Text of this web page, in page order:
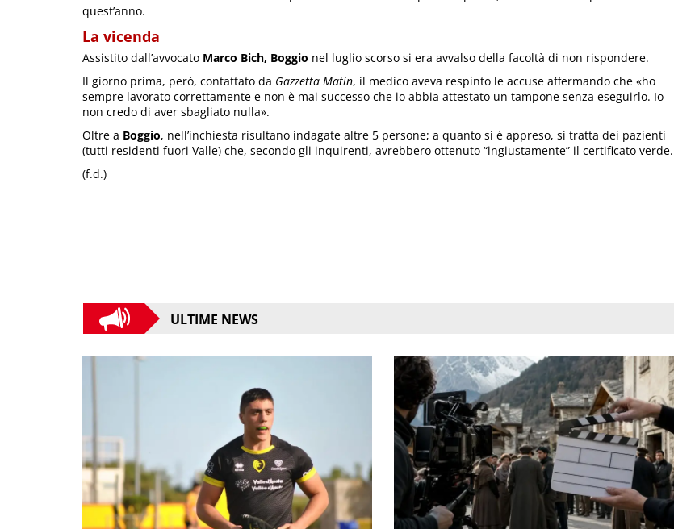
quest’anno.
La vicenda
Assistito dall’avvocato Marco Bich, Boggio nel luglio scorso si era avvalso della facoltà di non rispondere.
Il giorno prima, però, contattato da Gazzetta Matin, il medico aveva respinto le accuse affermando che «ho
sempre lavorato correttamente e non è mai successo che io abbia attestato un tampone senza eseguirlo. Io
non credo di aver sbagliato nulla».
Oltre a Boggio, nell’inchiesta risultano indagate altre 5 persone; a quanto si è appreso, si tratta dei pazienti
(tutti residenti fuori Valle) che, secondo gli inquirenti, avrebbero ottenuto “ingiustamente” il certificato verde.
(f.d.)
ULTIME NEWS